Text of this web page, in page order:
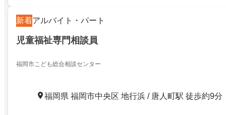
新着アルバイト・パート
児童福祉専門相談員
福岡市こども総合相談センター
福岡県 福岡市中央区 地行浜 / 唐人町駅 徒歩約9分